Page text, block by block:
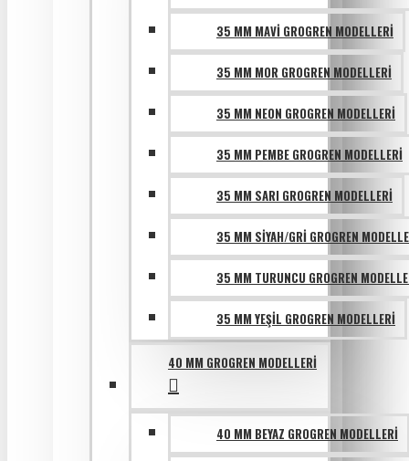
35 MM MAVI GROGREN MODELLERI
35 MM MOR GROGREN MODELLERI
35 MM NEON GROGREN MODELLERI
35 MM PEMBE GROGREN MODELLERI
35 MM SARI GROGREN MODELLERI
35 MM SIYAH/GRI GROGREN
35 MM TURUNCU GROGREN
35 MM YEŞIL GROGREN MODELLERI
40 MM GROGREN MODELLERI
40 MM BEYAZ GROGREN MODELLERI